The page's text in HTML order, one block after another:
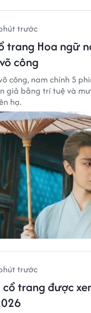
trước
trang Hoa ngữ
công
công, nam chính 5
giả bằng trí tuệ và
hạ.
trước
trang được